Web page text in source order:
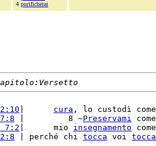
4 purificherai
cura , lo custodì
|         8 ~Preservami
7:2 |      mio insegnamento
| perché chi tocca voi tocca